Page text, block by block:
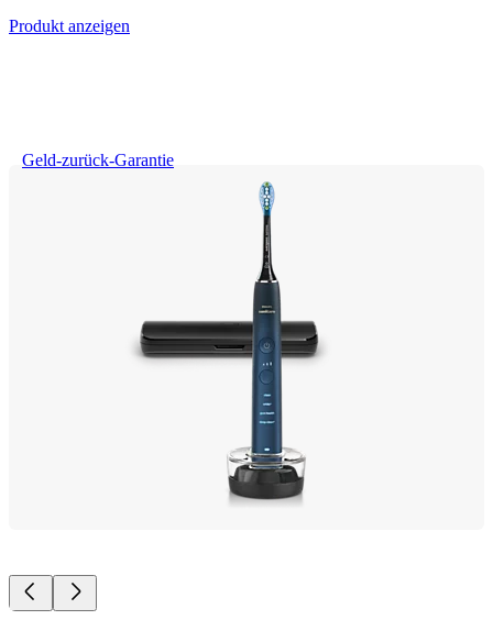
Produkt anzeigen
Geld-zurück-Garantie